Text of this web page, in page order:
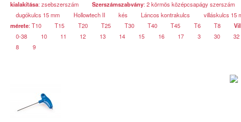
kialakítása: zsebszerszám Szerszámszabvány: 2 körmös középcsapágy szerszám
dugókulcs 15 mm
Hollowtech II kés Láncos kontrakulcs villáskulcs 15
mérete: T10 T15 T20 T25 T30 T40 T45 T6 T8
0-38
10 11 12 13 14 15 16 17 3 30 32
8
9